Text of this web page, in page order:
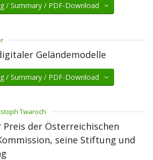
/ Summary / PDF-Download
Geländemodelle
/ Summary / PDF-Download
Twaroch
Preis der Österreichischen
seine Stiftung und